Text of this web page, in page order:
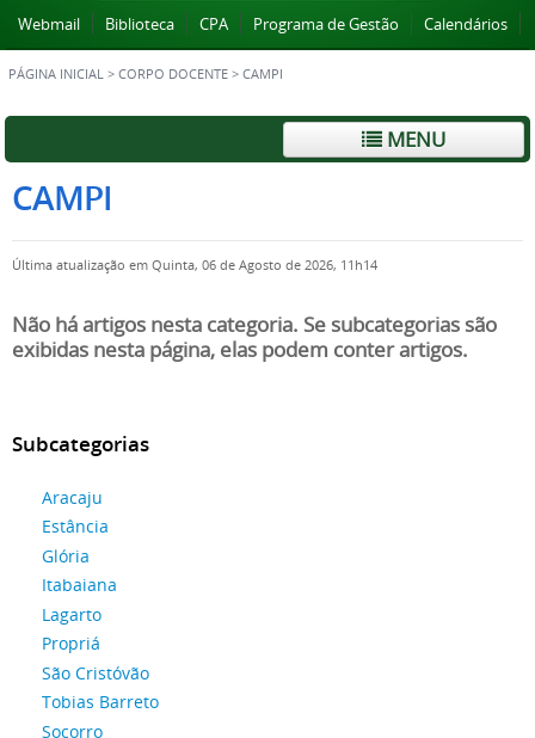
Webmail Biblioteca CPA Programa de Gestão Calendários
PÁGINA INICIAL > CORPO DOCENTE > CAMPI
MENU
CAMPI
Última atualização em Quinta, 06 de Agosto de 2026, 11h14
Não há artigos nesta categoria. Se subcategorias são
exibidas nesta página, elas podem conter artigos.
Subcategorias
Aracaju
Estância
Glória
Itabaiana
Lagarto
Propriá
São Cristóvão
Tobias Barreto
Socorro